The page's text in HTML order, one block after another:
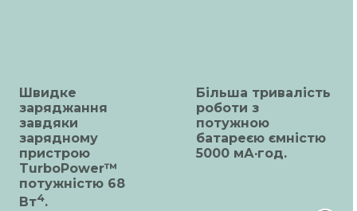
Швидке
заряджання
завдяки
зарядному
пристрою
TurboPower™
потужністю 68
Вт4.
Більша тривалість
роботи з
потужною
батареєю ємністю
5000 мА·год.